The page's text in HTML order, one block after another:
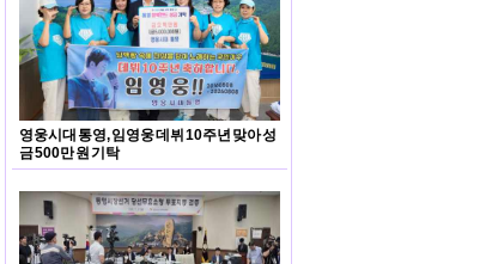
영웅시대 통영, 임영웅 데뷔 10주년 맞아 성
금 500만 원 기탁